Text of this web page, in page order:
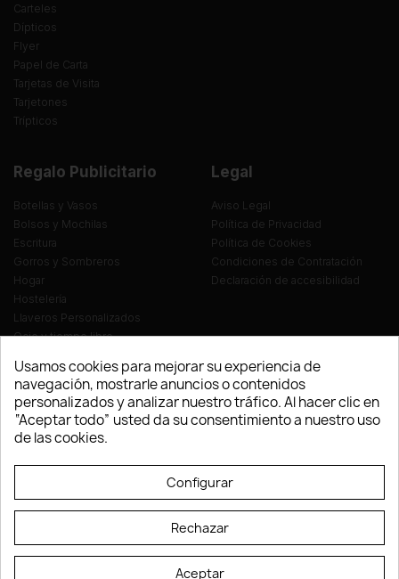
Carteles
Dípticos
Flyer
Papel de Carta
Tarjetas de Visita
Tarjetones
Trípticos
Regalo Publicitario
Botellas y Vasos
Bolsos y Mochilas
Escritura
Gorros y Sombreros
Hogar
Hostelería
Llaveros Personalizados
Ocio y tiempo libre
Ropa y Textil
Tecnología
Verano y playa
Vestuario laboral
Legal
Aviso Legal
Política de Privacidad
Política de Cookies
Condiciones de Contratación
Declaración de accesibilidad
© LEVELPRINT - 2026
Usamos cookies para mejorar su experiencia de
navegación, mostrarle anuncios o contenidos
personalizados y analizar nuestro tráfico. Al hacer clic en
“Aceptar todo” usted da su consentimiento a nuestro uso
de las cookies.
Configurar
Rechazar
Aceptar